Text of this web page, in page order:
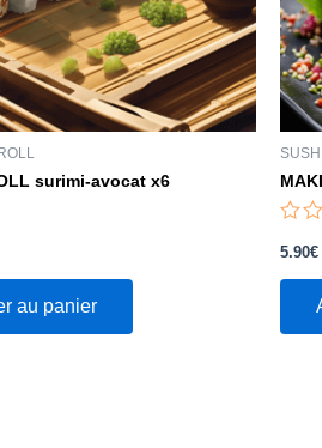
surimi-avocat x6
au panier
0
sur
5.90€